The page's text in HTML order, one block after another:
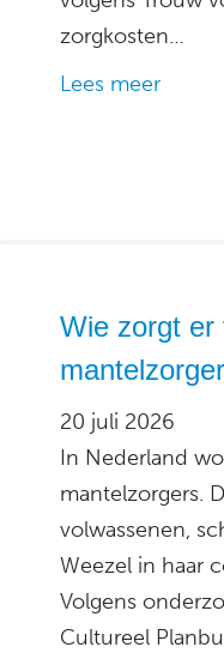
zorgkosten…
Lees meer
Wie zorgt er
20 juli 2026
In Nederland
mantelzorgers.
volwassenen,
Weezel in haar
Volgens
Cultureel